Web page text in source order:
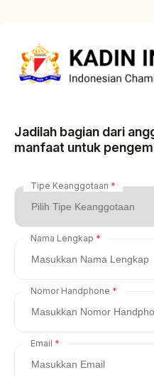
Jadilah bagian dari
manfaat untuk
Tipe Keanggotaan
Nama Lengkap
Nomor Handphone
Email